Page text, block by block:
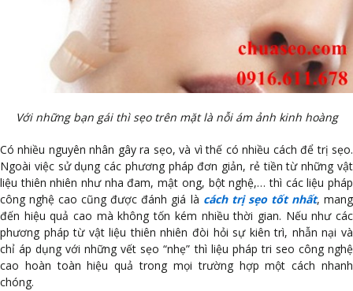
Với những bạn gái thì sẹo trên mặt là nỗi ám ảnh kinh hoàng
Có nhiều nguyên nhân gây ra sẹo, và vì thế có nhiều cách để trị sẹo.
Ngoài việc sử dụng các phương pháp đơn giản, rẻ tiền từ những vật
liệu thiên nhiên như nha đam, mật ong, bột nghệ,… thì các liệu pháp
công nghệ cao cũng được đánh giá là cách trị sẹo tốt nhất, mang
đến hiệu quả cao mà không tốn kém nhiều thời gian. Nếu như các
phương pháp từ vật liệu thiên nhiên đòi hỏi sự kiên trì, nhẫn nại và
chỉ áp dụng với những vết sẹo “nhẹ” thì liệu pháp tri seo công nghệ
cao hoàn toàn hiệu quả trong mọi trường hợp một cách nhanh
chóng.